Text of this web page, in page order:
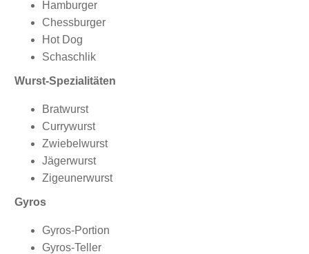
Hamburger
Chessburger
Hot Dog
Schaschlik
Wurst-Spezialitäten
Bratwurst
Currywurst
Zwiebelwurst
Jägerwurst
Zigeunerwurst
Gyros
Gyros-Portion
Gyros-Teller